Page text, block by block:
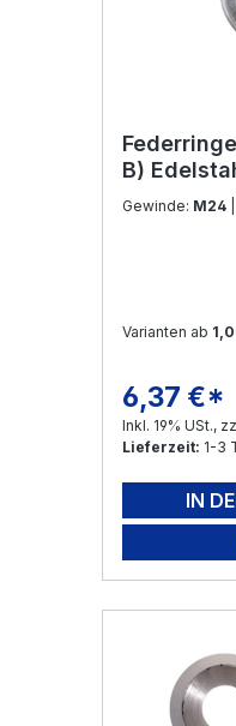
B)
Gewinde: M24
Varianten ab
Regulärer
6,37 €*
Inkl. 19% USt.,
Lieferzeit: 1-3
IN